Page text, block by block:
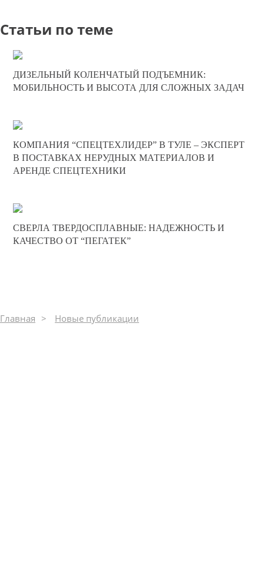
Статьи по теме
0
ДИЗЕЛЬНЫЙ КОЛЕНЧАТЫЙ ПОДЪЕМНИК:
МОБИЛЬНОСТЬ И ВЫСОТА ДЛЯ СЛОЖНЫХ ЗАДАЧ
0
310
КОМПАНИЯ “СПЕЦТЕХЛИДЕР” В ТУЛЕ – ЭКСПЕРТ
В ПОСТАВКАХ НЕРУДНЫХ МАТЕРИАЛОВ И
АРЕНДЕ СПЕЦТЕХНИКИ
0
СВЕРЛА ТВЕРДОСПЛАВНЫЕ: НАДЕЖНОСТЬ И
КАЧЕСТВО ОТ “ПЕГАТЕК”
Главная Новые публикации